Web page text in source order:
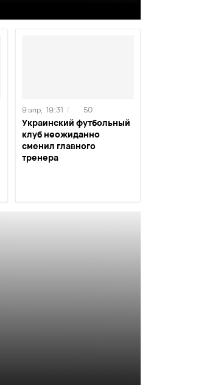
Украинский футбольный
клуб неожиданно
сменил главного
тренера
9 апр, 19:31 / 50